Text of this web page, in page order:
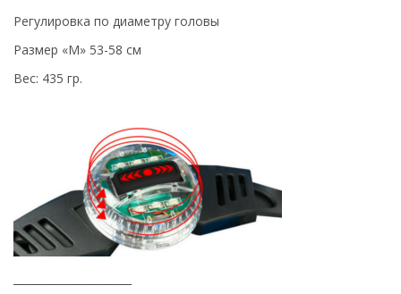
Регулировка по диаметру головы
Размер «M» 53-58 см
Вес: 435 гр.